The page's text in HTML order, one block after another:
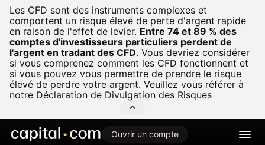
Les CFD sont des instruments complexes et
comportent un risque élevé de perte d'argent rapide
en raison de l'effet de levier. Entre 74 et 89 % des
comptes d'investisseurs particuliers perdent de
l'argent en tradant des CFD. Vous devriez considérer
si vous comprenez comment les CFD fonctionnent et
si vous pouvez vous permettre de prendre le risque
élevé de perdre votre argent. Veuillez vous référer à
notre Déclaration de Divulgation des Risques
Ouvrir un compte